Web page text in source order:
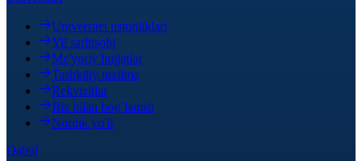
Universitet ustunliklari
Yil sarhisobi
Me'yoriy hujjatlar
Tashkiliy tuzilma
Rekvizitlar
Biz bilan bog’lanish
Nordik yo'li
Qabul